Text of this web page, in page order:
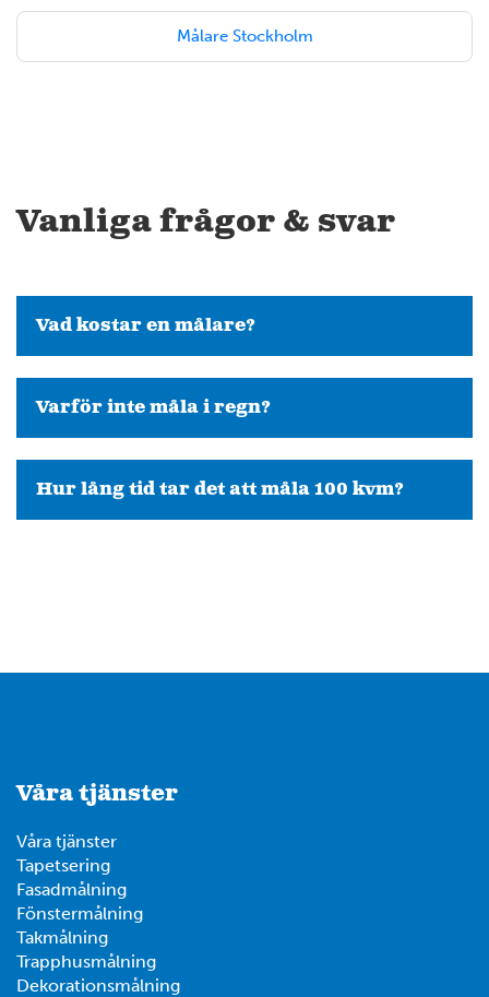
Målare Stockholm
Vanliga frågor & svar
Vad kostar en målare?
Varför inte måla i regn?
Hur lång tid tar det att måla 100 kvm?
Våra tjänster
Våra tjänster
Tapetsering
Fasadmålning
Fönstermålning
Takmålning
Trapphusmålning
Dekorationsmålning